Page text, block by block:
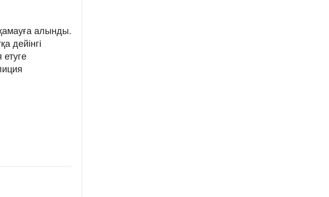
қамауға алынды.
дейінгі
етуге